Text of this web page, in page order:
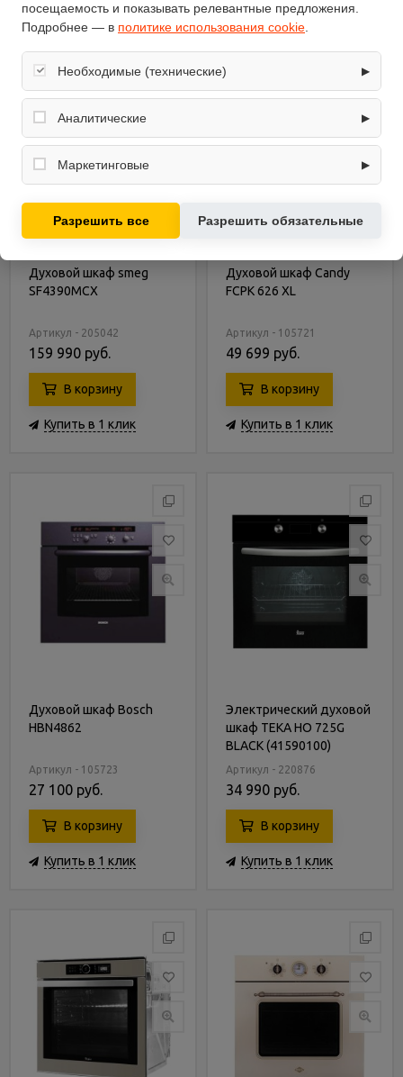
Духовой шкаф smeg
SF4390MCX
Артикул - 205042
159 990 руб.
В корзину
Купить в 1 клик
Духовой шкаф Candy
FCPK 626 XL
Артикул - 105721
49 699 руб.
В корзину
Купить в 1 клик
Духовой шкаф Bosch
HBN4862
Артикул - 105723
27 100 руб.
В корзину
Купить в 1 клик
Электрический духовой
шкаф TEKA HO 725G
BLACK (41590100)
Артикул - 220876
34 990 руб.
В корзину
Купить в 1 клик
посещаемость и показывать релевантные предложения.
Подробнее — в политике использования cookie
Необходимые (технические) ▶
Обеспечивают корректную работу сайта: оформление
заказа, корзина, вход в личный кабинет. Без них основные
Аналитические ▶
Собирают обезличенную информацию о посещениях и
использовании сайта (например, счётчики аналитики),
Маркетинговые ▶
предложений на основе ваших интересов.
Разрешить все Разрешить обязательные